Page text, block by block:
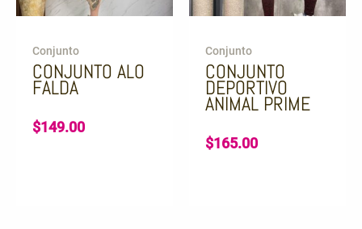
Conjunto
CONJUNTO ALO
FALDA
$149.00
Conjunto
CONJUNTO
DEPORTIVO
ANIMAL PRIME
$165.00